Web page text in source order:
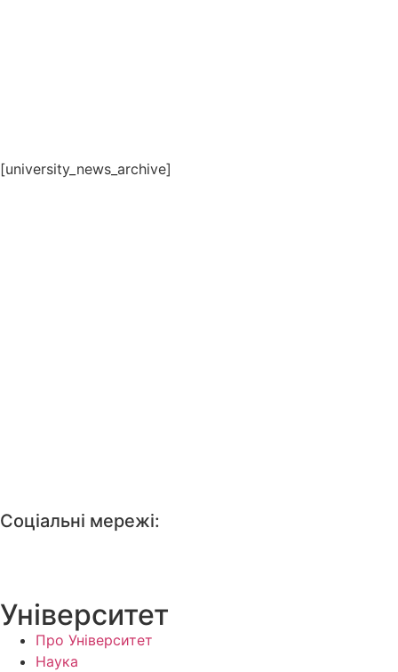
[university_news_archive]
Соціальні мережі:
Університет
Про Університет
Наука